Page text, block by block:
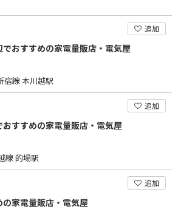
追加
おすすめの家電量販店・電気屋
線 本川越駅
追加
すすめの家電量販店・電気屋
線 的場駅
追加
家電量販店・電気屋